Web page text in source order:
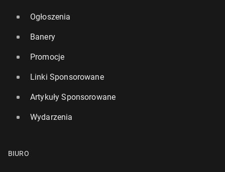
Ogłoszenia
Banery
Promocje
Linki Sponsorowane
Artykuły Sponsorowane
Wydarzenia
BIURO